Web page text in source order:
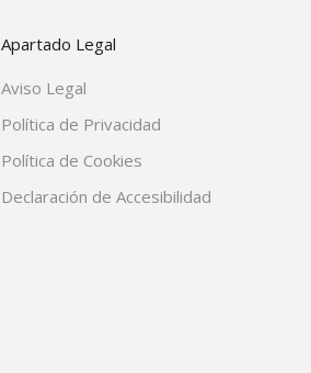
Apartado Legal
Aviso Legal
Política de Privacidad
Política de Cookies
Declaración de Accesibilidad